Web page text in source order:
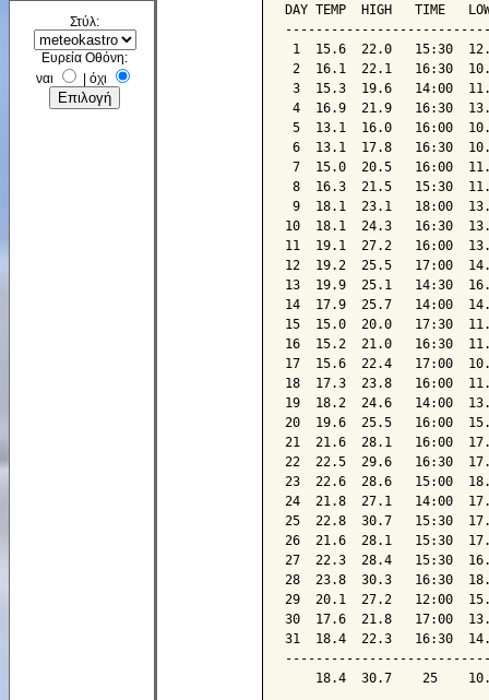
Στύλ:
Ευρεία Οθόνη:
ναι
όχι
DAY TEMP  HIGH   TIME
1  15.6  22.0   15:30
2  16.1  22.1   16:30
3  15.3  19.6   14:00
4  16.9  21.9   16:30
5  13.1  16.0   16:00
6  13.1  17.8   16:30
7  15.0  20.5   16:00
8  16.3  21.5   15:30
9  18.1  23.1   18:00
10  18.1  24.3   16:30
11  19.1  27.2   16:00
12  19.2  25.5   17:00
13  19.9  25.1   14:30
14  17.9  25.7   14:00
15  15.0  20.0   17:30
16  15.2  21.0   16:30
17  15.6  22.4   17:00
18  17.3  23.8   16:00
19  18.2  24.6   14:00
20  19.6  25.5   16:00
21  21.6  28.1   16:00
22  22.5  29.6   16:30
23  22.6  28.6   15:00
24  21.8  27.1   14:00
25  22.8  30.7   15:30
26  21.6  28.1   15:30
27  22.3  28.4   15:30
28  23.8  30.3   16:30
29  20.1  27.2   12:00
30  17.6  21.8   17:00
31  18.4  22.3   16:30
18.4  30.7    25